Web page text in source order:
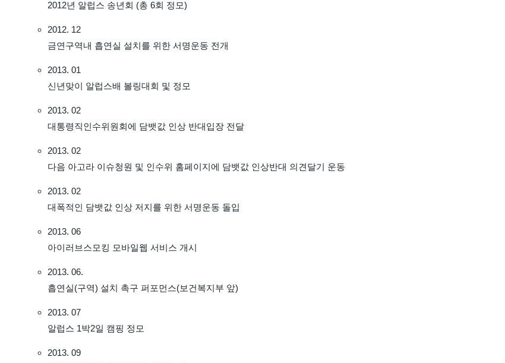
2012년 알럽스 송년회 (총 6회 정모)
2012. 12
금연구역내 흡연실 설치를 위한 서명운동 전개
2013. 01
신년맞이 알럽스배 볼링대회 및 정모
2013. 02
대통령직인수위원회에 담뱃값 인상 반대입장 전달
2013. 02
다음 아고라 이슈청원 및 인수위 홈페이지에 담뱃값 인상반대 의견달기 운동
2013. 02
대폭적인 담뱃값 인상 저지를 위한 서명운동 돌입
2013. 06
아이러브스모킹 모바일웹 서비스 개시
2013. 06.
흡연실(구역) 설치 촉구 퍼포먼스(보건복지부 앞)
2013. 07
알럽스 1박2일 캠핑 정모
2013. 09